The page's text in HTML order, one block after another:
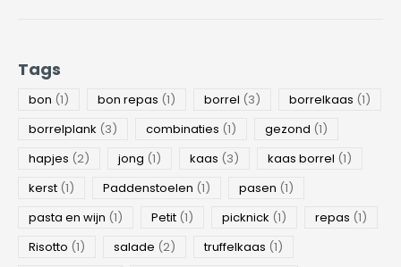
Tags
bon (1) bon repas (1) borrel (3) borrelkaas (1)
borrelplank (3) combinaties (1) gezond (1)
hapjes (2) jong (1) kaas (3) kaas borrel (1)
kerst (1) Paddenstoelen (1) pasen (1)
pasta en wijn (1) Petit (1) picknick (1) repas (1)
Risotto (1) salade (2) truffelkaas (1)